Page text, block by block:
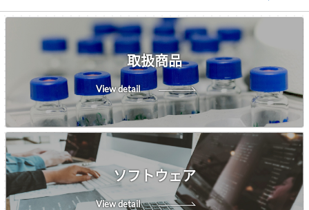
取扱商品
View detail
ソフトウェア
View detail